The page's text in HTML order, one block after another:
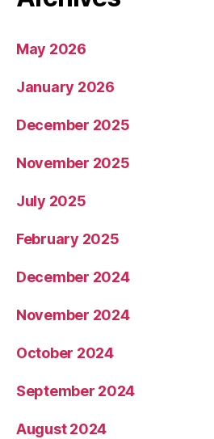
May 2026
January 2026
December 2025
November 2025
July 2025
February 2025
December 2024
November 2024
October 2024
September 2024
August 2024